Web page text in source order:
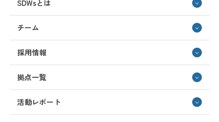
SDWsとは
チーム
採用情報
拠点一覧
活動レポート